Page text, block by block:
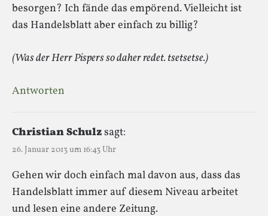
besorgen? Ich fände das empörend. Vielleicht ist
das Handelsblatt aber einfach zu billig?
(Was der Herr Pispers so daher redet. tsetsetse.)
Antworten
Christian Schulzsagt:
26. Januar 2013 um 16:43 Uhr
Gehen wir doch einfach mal davon aus, dass das
Handelsblatt immer auf diesem Niveau arbeitet
und lesen eine andere Zeitung.